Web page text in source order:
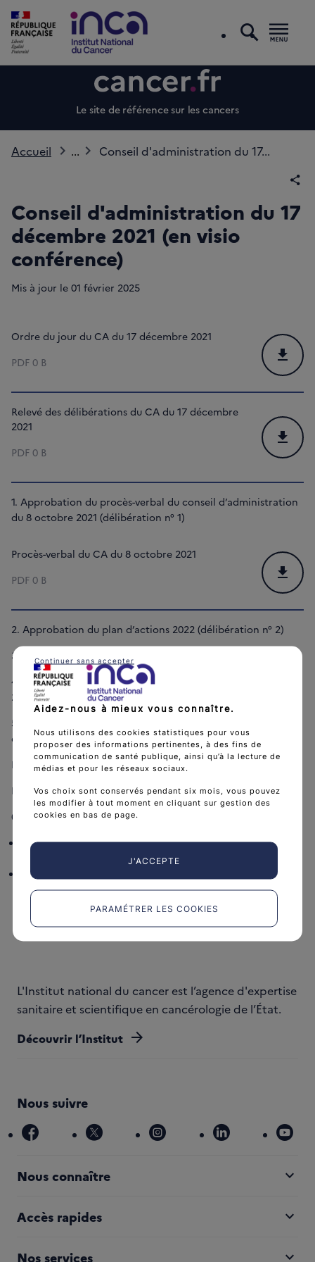
Le site de référence sur les cancers
Accueil ... Conseil d'administration du 17...
Conseil d'administration du 17
décembre 2021 (en visio
conférence)
Mis à jour le 01 février 2025
Ordre du jour du CA du 17 décembre 2021
PDF 0 B
Relevé des délibérations du CA du 17 décembre
2021
PDF 0 B
1. Approbation du procès-verbal du conseil d’administration
du 8 octobre 2021 (délibération n° 1)
Procès-verbal du CA du 8 octobre 2021
PDF 0 B
2. Approbation du plan d’actions 2022 (délibération n° 2)
3. Approbation du budget initial 2022 (délibération n°3)
4. Approbation du contrat d’objectifs et de performance
2021-2025 (délibération n°4)
5. Présentation du rapport scientifique annuel de l’Institut et
des recommandations du conseil scientifique
Présentation du rapport scientifique annuel de l’Institut
Présentation des recommandations du conseil scientifique
6. Affaires administratives et financières
Election des membres du comité de déontologie et
d’éthique (délibération n°5)
Fixation de la cotisation des membres pour l’exercice
2021 (délibération n°6)
L'Institut national du cancer est l’agence d'expertise
sanitaire et scientifique en cancérologie de l’État.
Découvrir l’Institut arrow_forward
Nous suivre
facebook x instagram linkedin
Nous connaître expand_more
Accès rapides expand_more
Nos services expand_more
Aidez-nous à mieux vous connaître.
Nous utilisons des cookies statistiques pour vous
proposer des informations pertinentes, à des fins de
communication de santé publique, ainsi qu’à la lecture de
médias et pour les réseaux sociaux.
Vos choix sont conservés pendant six mois, vous pouvez
les modifier à tout moment en cliquant sur gestion des
cookies en bas de page.
J'ACCEPTE
PARAMÉTRER LES COOKIES
Continuer sans accepter